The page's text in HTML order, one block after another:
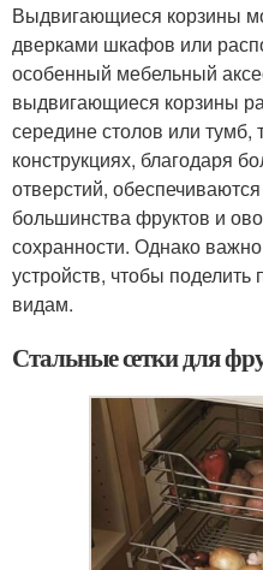
Выдвигающиеся корзины
дверками шкафов или
особенный мебельный
выдвигающиеся корзины
середине столов или
конструкциях, благодаря
отверстий,
большинства фруктов и
сохранности. Однако
устройств, чтобы
видам.
Стальные сетки для